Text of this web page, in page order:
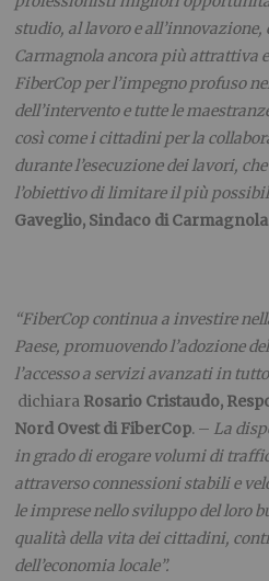
studio, al lavoro e
Carmagnola ancora più attrattiva
FiberCop per l’impegno profuso
dell’intervento e tutte le
così come i cittadini per la
durante l’esecuzione dei lavori,
l’obiettivo di limitare il più
Gaveglio, Sindaco di Carmagnola
“FiberCop continua a investire
Paese, promuovendo l’adozione
l’accesso a servizi avanzati in
dichiara Rosario Cristaudo,
Nord Ovest di FiberCop. – La
in grado di erogare volumi di
attraverso connessioni stabili e
le imprese nello sviluppo del loro
qualità della vita dei cittadini,
dell’economia locale”.